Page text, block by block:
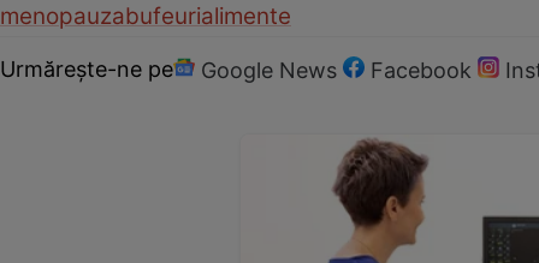
menopauzabufeurialimente
Urmărește-ne pe Google News Facebook